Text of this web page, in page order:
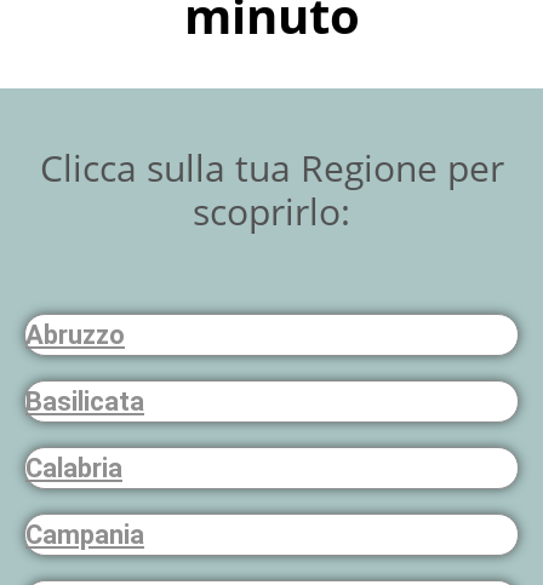
minuto
Clicca sulla tua Regione per
scoprirlo:
Abruzzo
Basilicata
Calabria
Campania